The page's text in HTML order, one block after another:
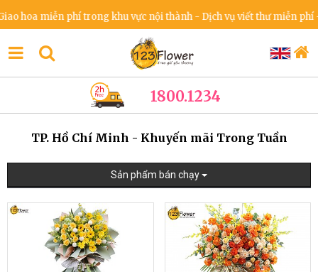
hoa miễn phí trong khu vực nội thành - Dịch vụ viết thư miễn phí -
1800.1234
TP. Hồ Chí Minh - Khuyến mãi Trong Tuần
Sản phẩm bán chạy